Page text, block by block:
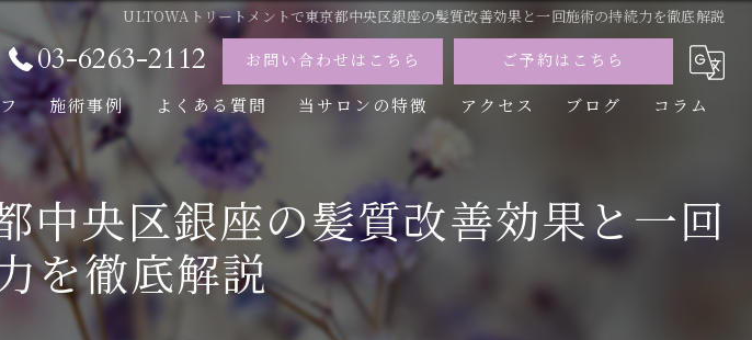
ULTOWAトリートメントで東京都中央区銀座の髪質改善効果と一回施術の持続力を徹底解説
03-6263-2112 お問い合わせはこちら ご予約はこちら
施術事例 よくある質問 当サロンの特徴
カラー
トリートメント
パーマ
アクセス ブログ コラム
央区銀座の髪質改善効果と一回
を徹底解説